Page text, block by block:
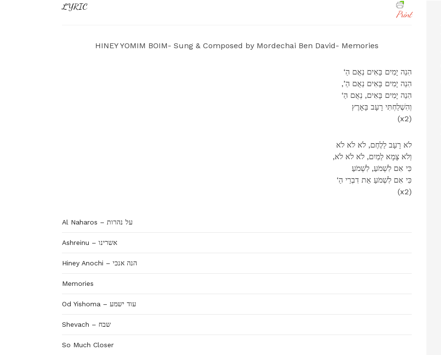
LYRIC
Print
HINEY YOMIM BOIM- Sung & Composed by Mordechai Ben David- Memories
‘הִנֵה יָמִים בָּאִים נְאֻם הַ
,’הִנֵה יָמִים בָּאִים נְאֻם הַ
‘הִנֵה יָמִים בָּאִים, נְאֻם הַ
וְהִשְׁלַחְתִּי רָעָב בָּאָרֶץ
(x2)
לֹא רָעָב לַלֶחֶם, לֹא לֹא לֹא
,וְלֹא צָמָא לַמַיִם, לֹא לֹא לֹא
כִּי אִם לִשְׁמֹעַ, לִשְׁמֹעַ
‘כִּי אִם לִשְׁמֹעַ אֵת דִבְרֵי הַ
(x2)
Al Naharos – על נהרות
Ashreinu – אשרינו
Hiney Anochi – הנה אנכי
Memories
Od Yishoma – עוד ישמע
Shevach – שבח
So Much Closer